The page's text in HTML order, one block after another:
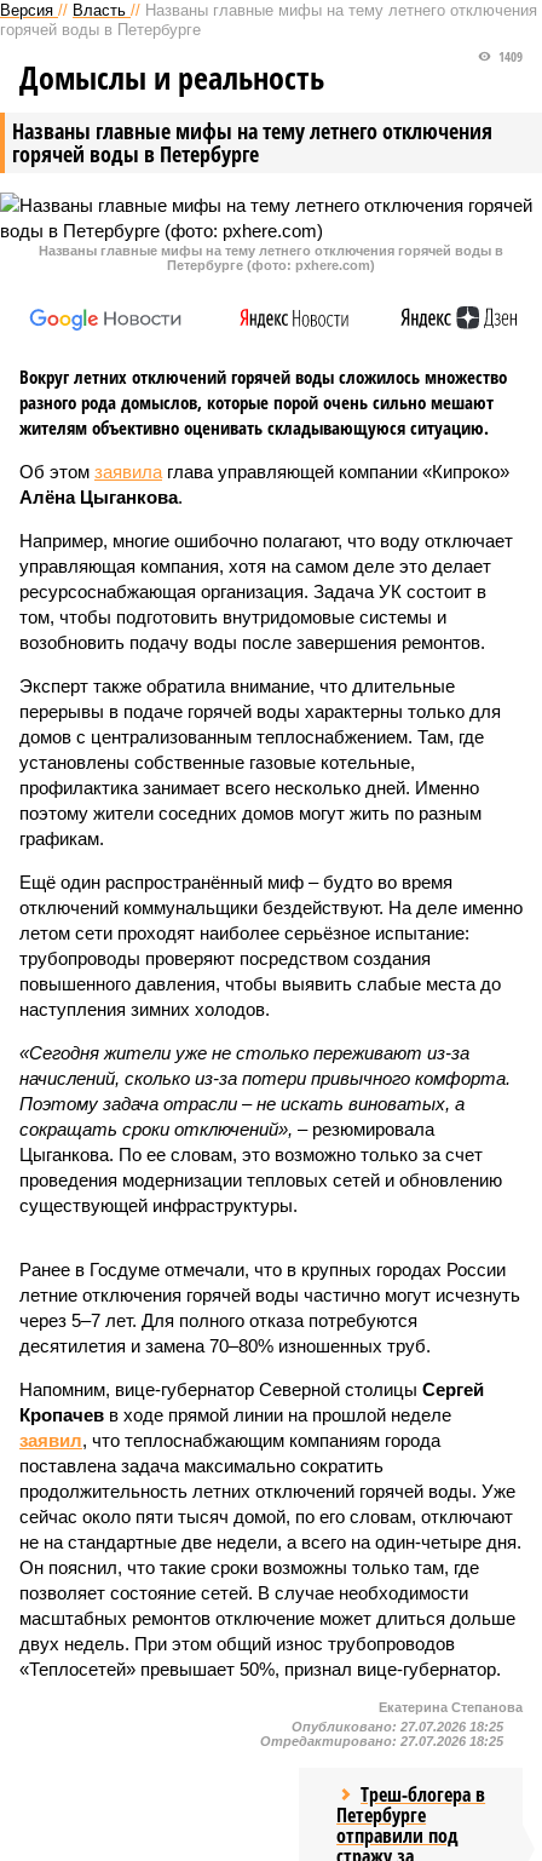
Версия // Власть // Названы главные мифы на тему летнего отключения
горячей воды в Петербурге
Названы главные мифы на тему летнего отключения
горячей воды в Петербурге
1409
Домыслы и реальность
Названы главные мифы на тему летнего отключения горячей воды в
Петербурге (фото: pxhere.com)
Вокруг летних отключений горячей воды сложилось множество
разного рода домыслов, которые порой очень сильно мешают
жителям объективно оценивать складывающуюся ситуацию.
Об этом заявила глава управляющей компании «Кипроко»
Алёна Цыганкова.
Например, многие ошибочно полагают, что воду отключает
управляющая компания, хотя на самом деле это делает
ресурсоснабжающая организация. Задача УК состоит в
том, чтобы подготовить внутридомовые системы и
возобновить подачу воды после завершения ремонтов.
Эксперт также обратила внимание, что длительные
перерывы в подаче горячей воды характерны только для
домов с централизованным теплоснабжением. Там, где
установлены собственные газовые котельные,
профилактика занимает всего несколько дней. Именно
поэтому жители соседних домов могут жить по разным
графикам.
Ещё один распространённый миф – будто во время
отключений коммунальщики бездействуют. На деле именно
летом сети проходят наиболее серьёзное испытание:
трубопроводы проверяют посредством создания
повышенного давления, чтобы выявить слабые места до
наступления зимних холодов.
«Сегодня жители уже не столько переживают из-за
начислений, сколько из-за потери привычного комфорта.
Поэтому задача отрасли – не искать виноватых, а
сокращать сроки отключений», – резюмировала
Цыганкова. По ее словам, это возможно только за счет
проведения модернизации тепловых сетей и обновлению
существующей инфраструктуры.
Ранее в Госдуме отмечали, что в крупных городах России
летние отключения горячей воды частично могут исчезнуть
через 5–7 лет. Для полного отказа потребуются
десятилетия и замена 70–80% изношенных труб.
Напомним, вице-губернатор Северной столицы Сергей
Кропачев в ходе прямой линии на прошлой неделе
заявил, что теплоснабжающим компаниям города
поставлена задача максимально сократить
продолжительность летних отключений горячей воды. Уже
сейчас около пяти тысяч домой, по его словам, отключают
не на стандартные две недели, а всего на один-четыре дня.
Он пояснил, что такие сроки возможны только там, где
позволяет состояние сетей. В случае необходимости
масштабных ремонтов отключение может длиться дольше
двух недель. При этом общий износ трубопроводов
«Теплосетей» превышает 50%, признал вице-губернатор.
Екатерина Степанова
Опубликовано: 27.07.2026 18:25
Отредактировано: 27.07.2026 18:25
Треш-блогера в
Петербурге
отправили под